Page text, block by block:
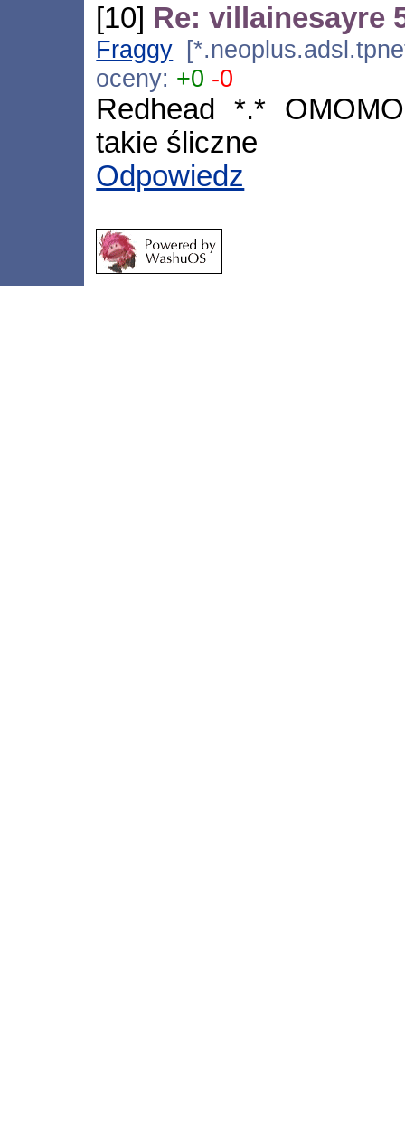
[10] Re: villainesayre
Fraggy
oceny: +0 -0
Redhead *.*
takie śliczne
Odpowiedz